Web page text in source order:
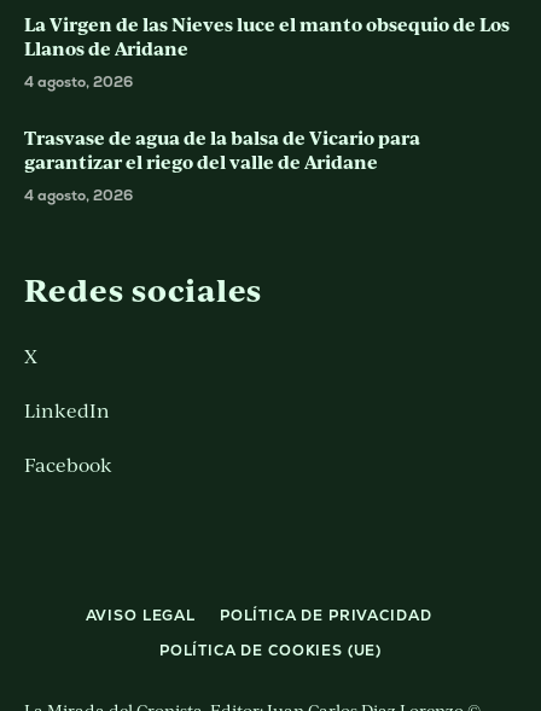
La Virgen de las Nieves luce el manto obsequio de Los
Llanos de Aridane
4 agosto, 2026
Trasvase de agua de la balsa de Vicario para
garantizar el riego del valle de Aridane
4 agosto, 2026
Redes sociales
X
LinkedIn
Facebook
AVISO LEGAL
POLÍTICA DE PRIVACIDAD
POLÍTICA DE COOKIES (UE)